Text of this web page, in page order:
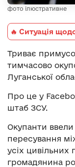
фото ілюстративне
🔥 Ситуація
Триває
тимчасово
Луганської
Про це у
штаб ЗСУ.
Окупанти
пересування
усіх
громадянина